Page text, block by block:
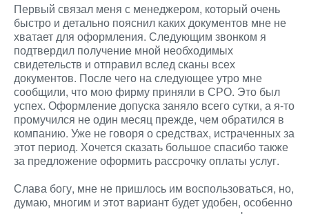
Первый связал меня с менеджером, который очень
быстро и детально пояснил каких документов мне не
хватает для оформления. Следующим звонком я
подтвердил получение мной необходимых
свидетельств и отправил вслед сканы всех
документов. После чего на следующее утро мне
сообщили, что мою фирму приняли в СРО. Это был
успех. Оформление допуска заняло всего сутки, а я-то
промучился не один месяц прежде, чем обратился в
компанию. Уже не говоря о средствах, истраченных за
этот период. Хочется сказать большое спасибо также
за предложение оформить рассрочку оплаты услуг.
Слава богу, мне не пришлось им воспользоваться, но,
думаю, многим и этот вариант будет удобен, особенно